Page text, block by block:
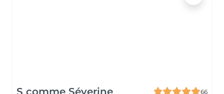
S comme Séverine
66